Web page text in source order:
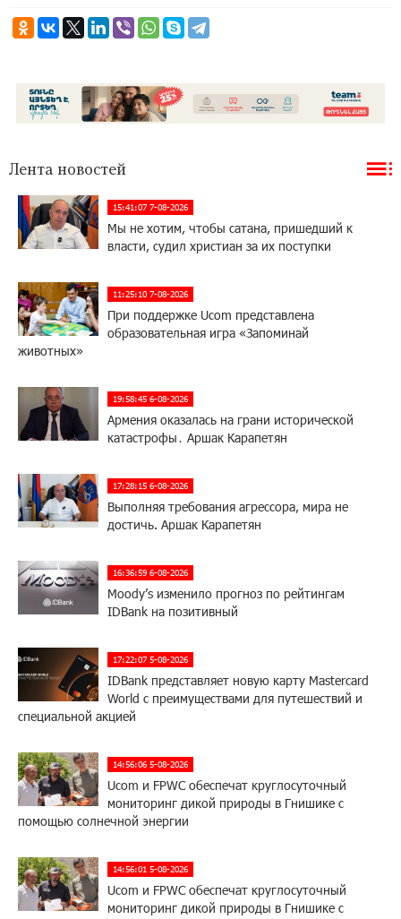
Лента новостей
15:41:07 7-08-2026
Мы не хотим, чтобы сатана, пришедший к
власти, судил христиан за их поступки
11:25:10 7-08-2026
При поддержке Ucom представлена
образовательная игра «Запоминай
животных»
19:58:45 6-08-2026
Армения оказалась на грани исторической
катастрофы․ Аршак Карапетян
17:28:15 6-08-2026
Выполняя требования агрессора, мира не
достичь. Аршак Карапетян
16:36:59 6-08-2026
Moody’s изменило прогноз по рейтингам
IDBank на позитивный
17:22:07 5-08-2026
IDBank представляет новую карту Mastercard
World с преимуществами для путешествий и
специальной акцией
14:56:06 5-08-2026
Ucom и FPWC обеспечат круглосуточный
мониторинг дикой природы в Гнишике с
помощью солнечной энергии
14:56:01 5-08-2026
Ucom и FPWC обеспечат круглосуточный
мониторинг дикой природы в Гнишике с